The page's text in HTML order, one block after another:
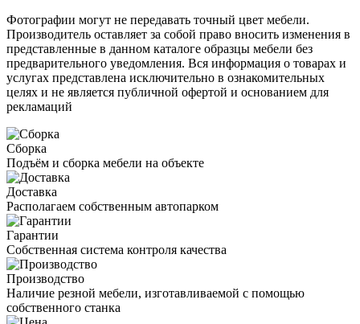
Фотографии могут не передавать точный цвет мебели.
Производитель оставляет за собой право вносить изменения в
представленные в данном каталоге образцы мебели без
предварительного уведомления. Вся информация о товарах и
услугах представлена исключительно в ознакомительных
целях и не является публичной офертой и основанием для
рекламаций
Сборка
Подъём и сборка мебели на объекте
Доставка
Располагаем собственным автопарком
Гарантии
Собственная система контроля качества
Производство
Наличие резной мебели, изготавливаемой с помощью
собственного станка